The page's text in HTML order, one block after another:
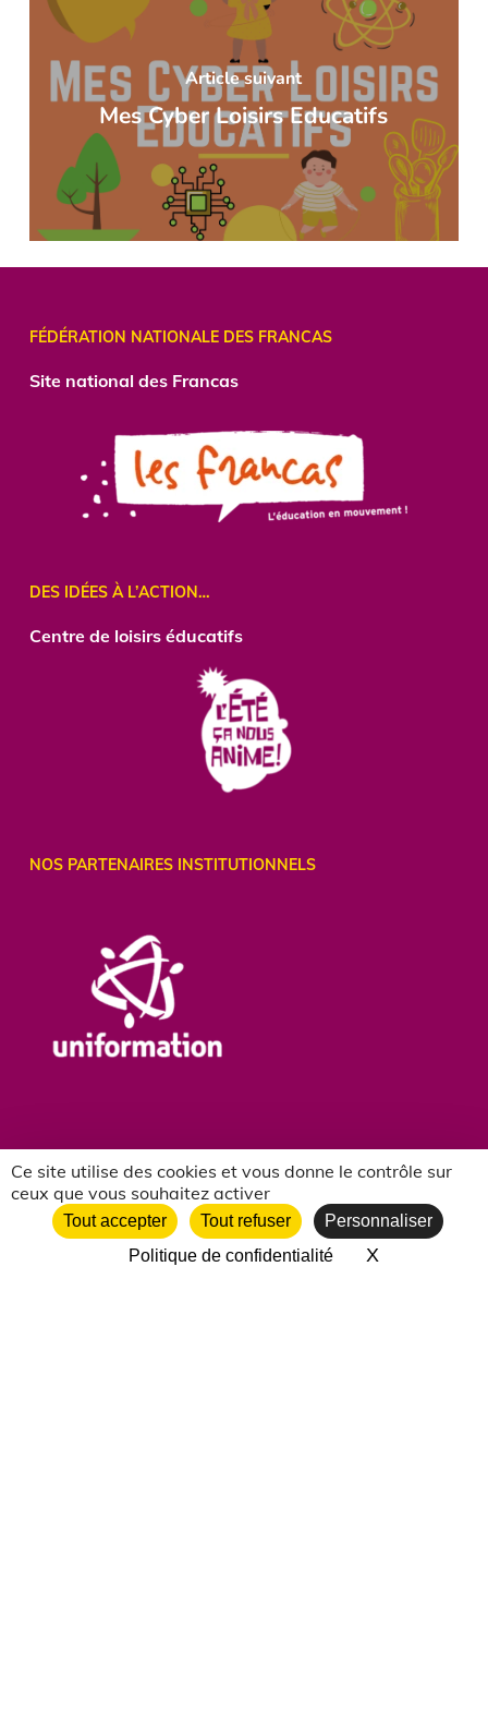
Ce site utilise des cookies et vous donne le contrôle sur
ceux que vous souhaitez activer
Tout accepter Tout refuser
Personnaliser
Politique de confidentialité
XMasquer le
Article suivant
Mes Cyber Loisirs Educatifs
FÉDÉRATION NATIONALE DES FRANCAS
Site national des Francas
DES IDÉES À L’ACTION…
Centrede loisirs éducatifs
NOS PARTENAIRES INSTITUTIONNELS
NOS PARTENAIRES ASSOCIATIFS